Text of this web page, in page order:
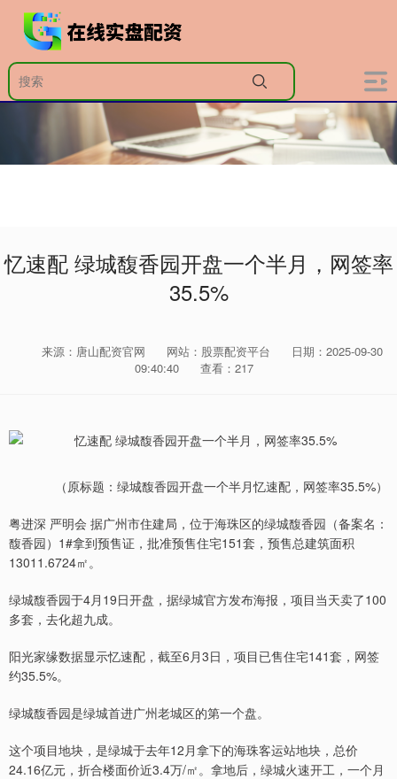
忆速配 绿城馥香园开盘一个半月，网签率
35.5%
来源：唐山配资官网 网站：股票配资平台
日期：2025-09-30
09:40:40
查看：217
（原标题：绿城馥香园开盘一个半月忆速配，网签率35.5%）
粤进深 严明会 据广州市住建局，位于海珠区的绿城馥香园（备案名：
馥香园）1#拿到预售证，批准预售住宅151套，预售总建筑面积
13011.6724㎡。
绿城馥香园于4月19日开盘，据绿城官方发布海报，项目当天卖了100
多套，去化超九成。
阳光家缘数据显示忆速配，截至6月3日，项目已售住宅141套，网签
约35.5%。
绿城馥香园是绿城首进广州老城区的第一个盘。
这个项目地块，是绿城于去年12月拿下的海珠客运站地块，总价
24.16亿元，折合楼面价近3.4万/㎡。拿地后，绿城火速开工，一个月